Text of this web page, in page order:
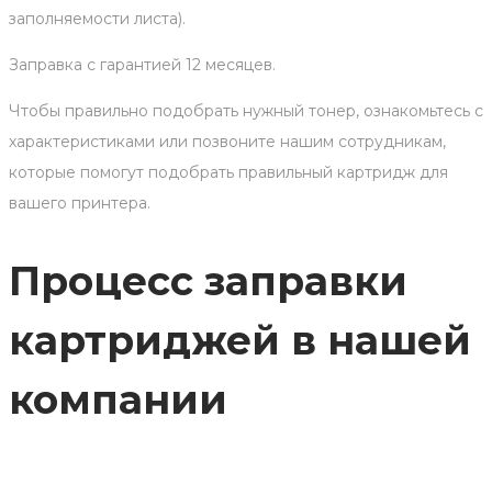
заполняемости листа).
Заправка с гарантией 12 месяцев.
Чтобы правильно подобрать нужный тонер, ознакомьтесь с
характеристиками или позвоните нашим сотрудникам,
которые помогут подобрать правильный картридж для
вашего принтера.
Процесс заправки
картриджей в нашей
компании